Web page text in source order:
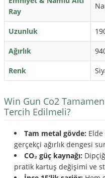
Ray
Uzunluk
Ağırlık
Renk
Win Gun Co2
Tercih Edilmeli?
Tam metal gövde:
gerçekçi ağırlık dengesi
CO₂ güç kaynağı:
pratik kartuş değişimi ve